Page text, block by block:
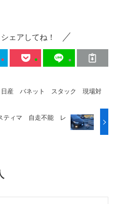
ェアしてね！
産 バネット スタック 現場対
ティマ 自走不能 レ